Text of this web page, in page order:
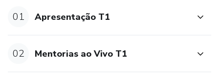
01 Apresentação T1
02 Mentorias ao Vivo T1